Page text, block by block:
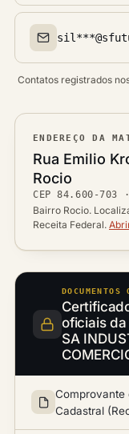
Email(s)
Contatos registrados
ENDEREÇO DA
Rua Emilio
Bairro
Rocio
CEP
CEP84.600-703
Cidade / UF
Bairro Rocio.
Receita Federal.
oficiais da
SA
Comprovante
Cadastral